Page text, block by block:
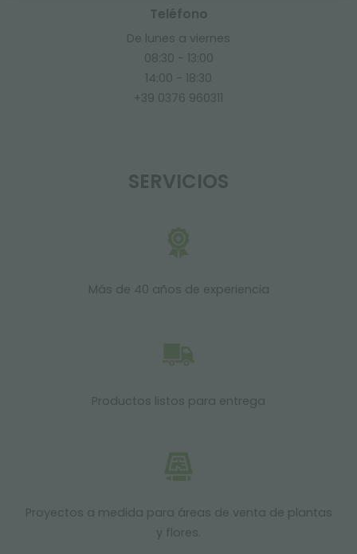
Teléfono
De lunes a viernes
08:30 - 13:00
14:00 - 18:30
+39 0376 960311
SERVICIOS
Más de 40 años de experiencia
Productos listos para entrega
Proyectos a medida para áreas de venta de plantas
y flores.